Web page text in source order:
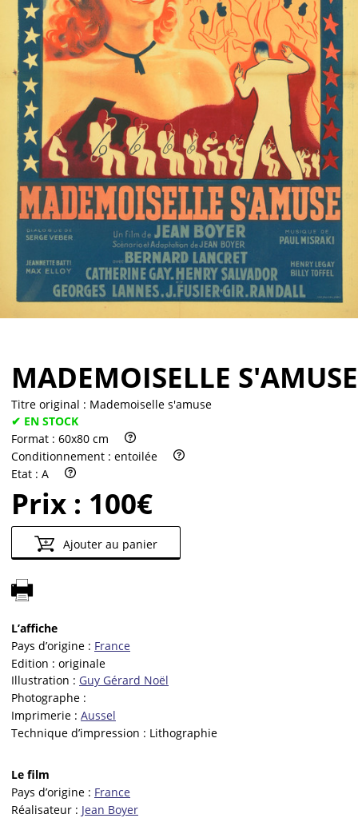
Vendre
MADEMOISELLE S'AMUSE
Titre original : Mademoiselle s'amuse
✔ EN STOCK
Format : 60x80 cm
Conditionnement : entoilée
Etat : A
Prix : 100€
Ajouter au panier
L’affiche
Pays d’origine : France
Edition : originale
Illustration : Guy Gérard Noël
Photographe :
Imprimerie : Aussel
Technique d’impression : Lithographie
Le film
Pays d’origine : France
Réalisateur : Jean Boyer